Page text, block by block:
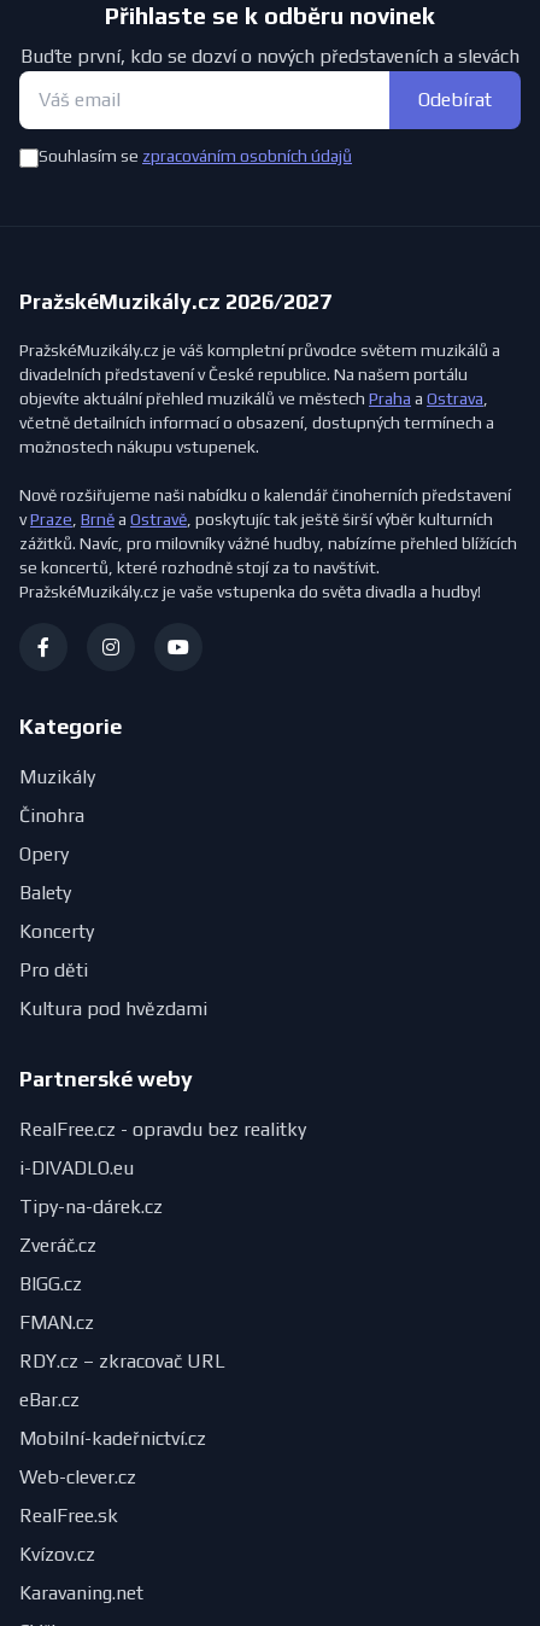
Přihlaste se k odběru novinek
Buďte první, kdo se dozví o nových představeních a slevách
Odebírat
Souhlasím se zpracováním osobních údajů
PražskéMuzikály.cz 2026/2027
PražskéMuzikály.cz je váš kompletní průvodce světem muzikálů a
divadelních představení v České republice. Na našem portálu
objevíte aktuální přehled muzikálů ve městech Praha a Ostrava,
včetně detailních informací o obsazení, dostupných termínech a
možnostech nákupu vstupenek.
Nově rozšiřujeme naši nabídku o kalendář činoherních představení
vPraze, Brněa Ostravě, poskytujíc tak ještě širší výběr kulturních
zážitků. Navíc, pro milovníky vážné hudby, nabízíme přehled blížících
se koncertů, které rozhodně stojí za to navštívit.
PražskéMuzikály.cz je vaše vstupenka do světa divadla a hudby!
Kategorie
Muzikály
Činohra
Opery
Balety
Koncerty
Pro děti
Kultura pod hvězdami
Partnerské weby
RealFree.cz - opravdu bez realitky
i-DIVADLO.eu
Tipy-na-dárek.cz
Zveráč.cz
BIGG.cz
FMAN.cz
RDY.cz – zkracovač URL
eBar.cz
Mobilní-kadeřnictví.cz
Web-clever.cz
RealFree.sk
Kvízov.cz
Karavaning.net